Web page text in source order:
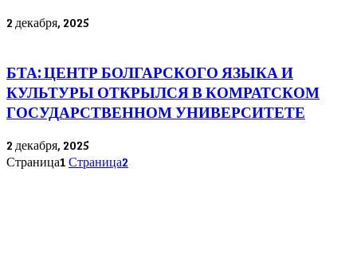
2 декабря, 2025
БТА: ЦЕНТР БОЛГАРСКОГО ЯЗЫКА И
КУЛЬТУРЫ ОТКРЫЛСЯ В КОМРАТСКОМ
ГОСУДАРСТВЕННОМ УНИВЕРСИТЕТЕ
2 декабря, 2025
Страница1Страница2